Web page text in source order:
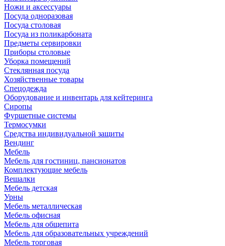
Ножи и аксессуары
Посуда одноразовая
Посуда столовая
Посуда из поликарбоната
Предметы сервировки
Приборы столовые
Уборка помещений
Стеклянная посуда
Хозяйственные товары
Спецодежда
Оборудование и инвентарь для кейтеринга
Сиропы
Фуршетные системы
Термосумки
Средства индивидуальной защиты
Вендинг
Мебель
Мебель для гостиниц, пансионатов
Комплектующие мебель
Вешалки
Мебель детская
Урны
Мебель металлическая
Мебель офисная
Мебель для общепита
Мебель для образовательных учреждений
Мебель торговая